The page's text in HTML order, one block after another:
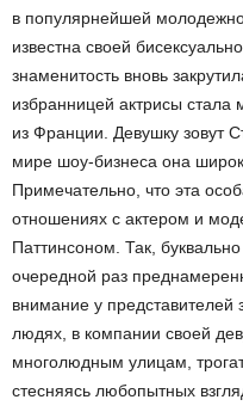
в популярнейшей
известна своей
знаменитость вновь
избранницей актрисы
из Франции. Девушку зовут
мире шоу-бизнеса она
Примечательно, что эта
отношениях с актером и
Паттинсоном. Так,
очередной раз
внимание у
людях, в компании своей
многолюдным улицам,
стесняясь любопытных